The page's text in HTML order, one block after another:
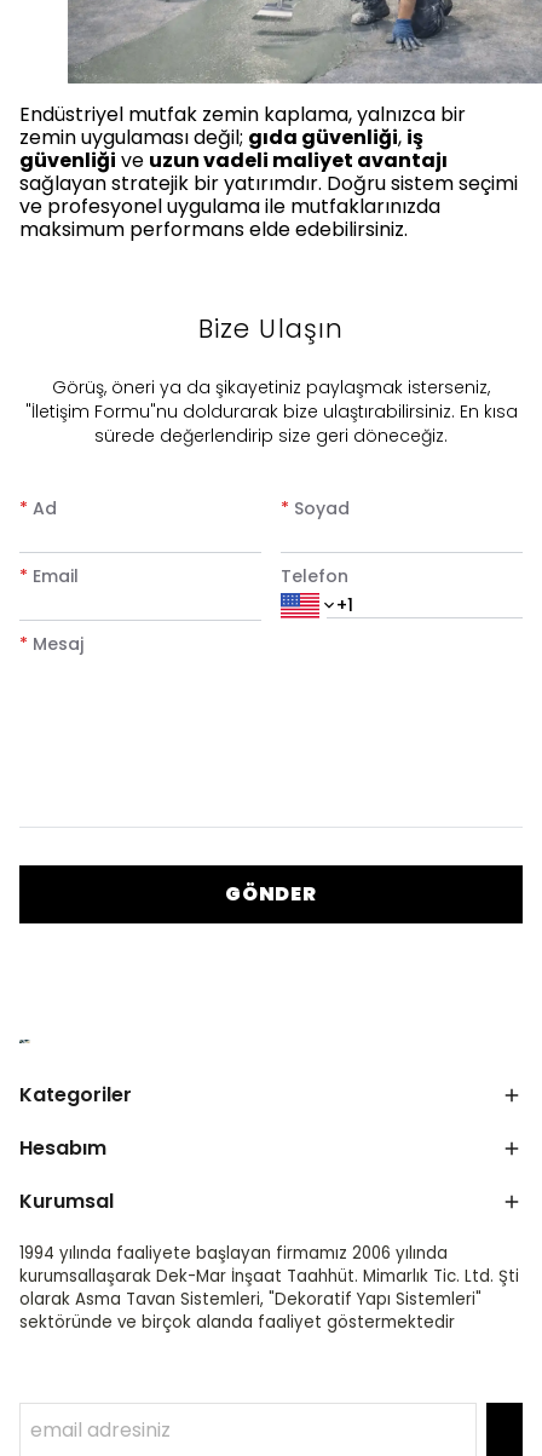
Endüstriyel mutfak zemin kaplama, yalnızca bir
zemin uygulaması değil; gıda güvenliği, iş
güvenliği ve uzun vadeli maliyet avantajı
sağlayan stratejik bir yatırımdır. Doğru sistem seçimi
ve profesyonel uygulama ile mutfaklarınızda
maksimum performans elde edebilirsiniz.
Bize Ulaşın
​Görüş, öneri ya da şikayetiniz paylaşmak isterseniz,
"İletişim Formu"nu doldurarak bize ulaştırabilirsiniz. En kısa
sürede değerlendirip size geri döneceğiz.
* Ad * Soyad
* Email Telefon
* Mesaj
GÖNDER
Kategoriler
Hesabım
Kurumsal
1994 yılında faaliyete başlayan firmamız 2006 yılında
kurumsallaşarak Dek-Mar İnşaat Taahhüt. Mimarlık Tic. Ltd. Şti
olarak Asma Tavan Sistemleri, "Dekoratif Yapı Sistemleri"
sektöründe ve birçok alanda faaliyet göstermektedir